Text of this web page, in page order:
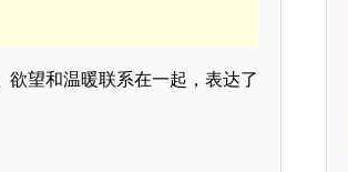
望和温暖联系在一起，表达了